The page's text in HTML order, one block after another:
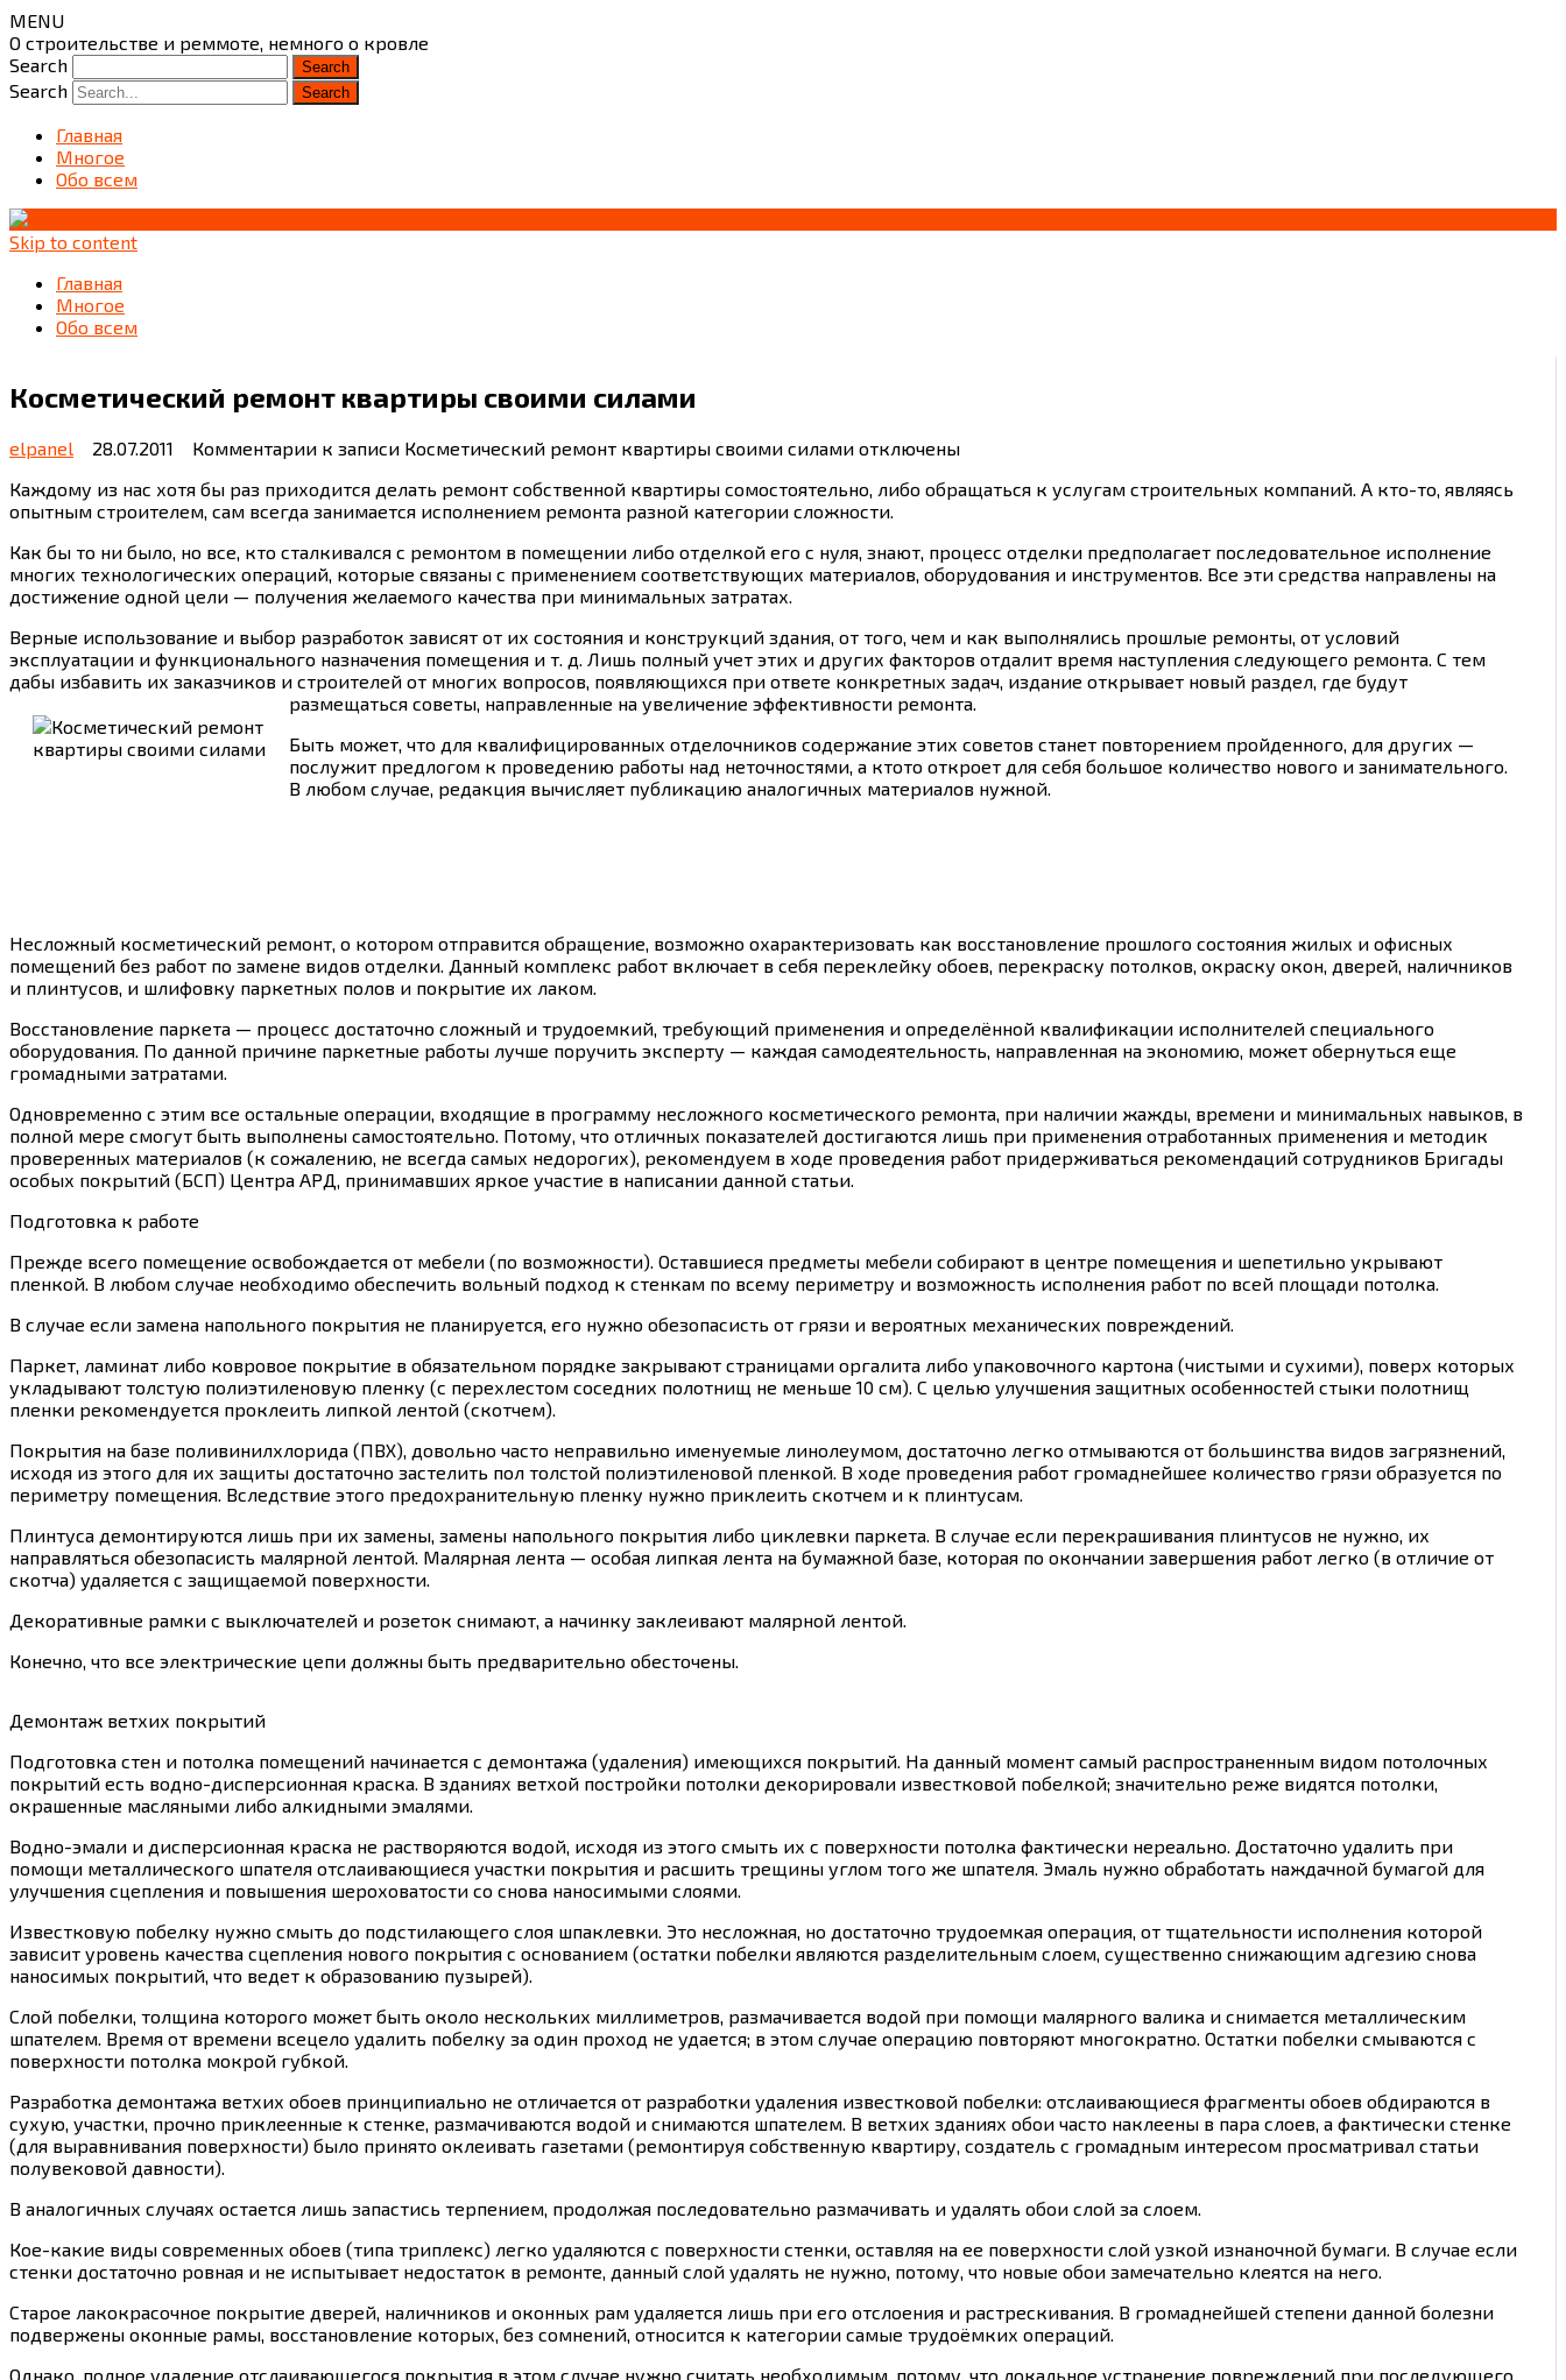
MENU
О строительстве и реммоте, немного о кровле
Search
Search
Главная
Многое
Обо всем
Skip to content
Главная
Многое
Обо всем
Косметический ремонт квартиры своими силами
elpanel 28.07.2011 Комментарии к записи Косметический ремонт квартиры своими силами отключены
Каждому из нас хотя бы раз приходится делать ремонт собственной квартиры сомостоятельно, либо обращаться к услугам строительных компаний. А кто-то, являясь
опытным строителем, сам всегда занимается исполнением ремонта разной категории сложности.
Как бы то ни было, но все, кто сталкивался с ремонтом в помещении либо отделкой его с нуля, знают, процесс отделки предполагает последовательное исполнение
многих технологических операций, которые связаны с применением соответствующих материалов, оборудования и инструментов. Все эти средства направлены на
достижение одной цели — получения желаемого качества при минимальных затратах.
Верные использование и выбор разработок зависят от их состояния и конструкций здания, от того, чем и как выполнялись прошлые ремонты, от условий
эксплуатации и функционального назначения помещения и т. д. Лишь полный учет этих и других факторов отдалит время наступления следующего ремонта. С тем
дабы избавить их заказчиков и строителей от многих вопросов, появляющихся при ответе конкретных задач, издание открывает новый раздел, где будут
размещаться советы, направленные на увеличение эффективности ремонта.
Быть может, что для квалифицированных отделочников содержание этих советов станет повторением пройденного, для других —
послужит предлогом к проведению работы над неточностями, а ктото откроет для себя большое количество нового и занимательного.
В любом случае, редакция вычисляет публикацию аналогичных материалов нужной.
Несложный косметический ремонт, о котором отправится обращение, возможно охарактеризовать как восстановление прошлого состояния жилых и офисных
помещений без работ по замене видов отделки. Данный комплекс работ включает в себя переклейку обоев, перекраску потолков, окраску окон, дверей, наличников
и плинтусов, и шлифовку паркетных полов и покрытие их лаком.
Восстановление паркета — процесс достаточно сложный и трудоемкий, требующий применения и определённой квалификации исполнителей специального
оборудования. По данной причине паркетные работы лучше поручить эксперту — каждая самодеятельность, направленная на экономию, может обернуться еще
громадными затратами.
Одновременно с этим все остальные операции, входящие в программу несложного косметического ремонта, при наличии жажды, времени и минимальных навыков, в
полной мере смогут быть выполнены самостоятельно. Потому, что отличных показателей достигаются лишь при применения отработанных применения и методик
проверенных материалов (к сожалению, не всегда самых недорогих), рекомендуем в ходе проведения работ придерживаться рекомендаций сотрудников Бригады
особых покрытий (БСП) Центра АРД, принимавших яркое участие в написании данной статьи.
Подготовка к работе
Прежде всего помещение освобождается от мебели (по возможности). Оставшиеся предметы мебели собирают в центре помещения и шепетильно укрывают
пленкой. В любом случае необходимо обеспечить вольный подход к стенкам по всему периметру и возможность исполнения работ по всей площади потолка.
В случае если замена напольного покрытия не планируется, его нужно обезопасисть от грязи и вероятных механических повреждений.
Паркет, ламинат либо ковровое покрытие в обязательном порядке закрывают страницами оргалита либо упаковочного картона (чистыми и сухими), поверх которых
укладывают толстую полиэтиленовую пленку (с перехлестом соседних полотнищ не меньше 10 см). С целью улучшения защитных особенностей стыки полотнищ
пленки рекомендуется проклеить липкой лентой (скотчем).
Покрытия на базе поливинилхлорида (ПВХ), довольно часто неправильно именуемые линолеумом, достаточно легко отмываются от большинства видов загрязнений,
исходя из этого для их защиты достаточно застелить пол толстой полиэтиленовой пленкой. В ходе проведения работ громаднейшее количество грязи образуется по
периметру помещения. Вследствие этого предохранительную пленку нужно приклеить скотчем и к плинтусам.
Плинтуса демонтируются лишь при их замены, замены напольного покрытия либо циклевки паркета. В случае если перекрашивания плинтусов не нужно, их
направляться обезопасисть малярной лентой. Малярная лента — особая липкая лента на бумажной базе, которая по окончании завершения работ легко (в отличие от
скотча) удаляется с защищаемой поверхности.
Декоративные рамки с выключателей и розеток снимают, а начинку заклеивают малярной лентой.
Конечно, что все электрические цепи должны быть предварительно обесточены.
Демонтаж ветхих покрытий
Подготовка стен и потолка помещений начинается с демонтажа (удаления) имеющихся покрытий. На данный момент самый распространенным видом потолочных
покрытий есть водно-дисперсионная краска. В зданиях ветхой постройки потолки декорировали известковой побелкой; значительно реже видятся потолки,
окрашенные масляными либо алкидными эмалями.
Водно-эмали и дисперсионная краска не растворяются водой, исходя из этого смыть их с поверхности потолка фактически нереально. Достаточно удалить при
помощи металлического шпателя отслаивающиеся участки покрытия и расшить трещины углом того же шпателя. Эмаль нужно обработать наждачной бумагой для
улучшения сцепления и повышения шероховатости со снова наносимыми слоями.
Известковую побелку нужно смыть до подстилающего слоя шпаклевки. Это несложная, но достаточно трудоемкая операция, от тщательности исполнения которой
зависит уровень качества сцепления нового покрытия с основанием (остатки побелки являются разделительным слоем, существенно снижающим адгезию снова
наносимых покрытий, что ведет к образованию пузырей).
Слой побелки, толщина которого может быть около нескольких миллиметров, размачивается водой при помощи малярного валика и снимается металлическим
шпателем. Время от времени всецело удалить побелку за один проход не удается; в этом случае операцию повторяют многократно. Остатки побелки смываются с
поверхности потолка мокрой губкой.
Разработка демонтажа ветхих обоев принципиально не отличается от разработки удаления известковой побелки: отслаивающиеся фрагменты обоев обдираются в
сухую, участки, прочно приклеенные к стенке, размачиваются водой и снимаются шпателем. В ветхих зданиях обои часто наклеены в пара слоев, а фактически стенке
(для выравнивания поверхности) было принято оклеивать газетами (ремонтируя собственную квартиру, создатель с громадным интересом просматривал статьи
полувековой давности).
В аналогичных случаях остается лишь запастись терпением, продолжая последовательно размачивать и удалять обои слой за слоем.
Кое-какие виды современных обоев (типа триплекс) легко удаляются с поверхности стенки, оставляя на ее поверхности слой узкой изнаночной бумаги. В случае если
стенки достаточно ровная и не испытывает недостаток в ремонте, данный слой удалять не нужно, потому, что новые обои замечательно клеятся на него.
Старое лакокрасочное покрытие дверей, наличников и оконных рам удаляется лишь при его отслоения и растрескивания. В громаднейшей степени данной болезни
подвержены оконные рамы, восстановление которых, без сомнений, относится к категории самые трудоёмких операций.
Однако, полное удаление отслаивающегося покрытия в этом случае нужно считать необходимым, потому, что локальное устранение повреждений при последующего